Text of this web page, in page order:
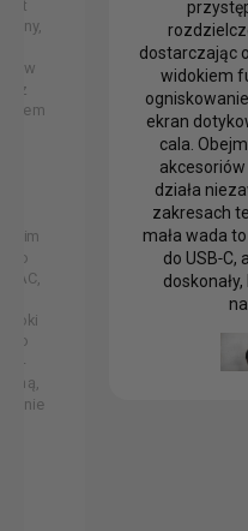
w
z
do
do
5-
dostarczając
widokiem
ekran
cala.
działa
zakresach
mała wada to
do